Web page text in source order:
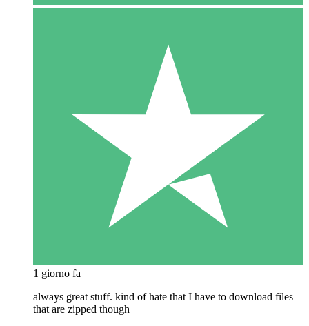
1 giorno fa
always great stuff. kind of hate that I have to download files
that are zipped though